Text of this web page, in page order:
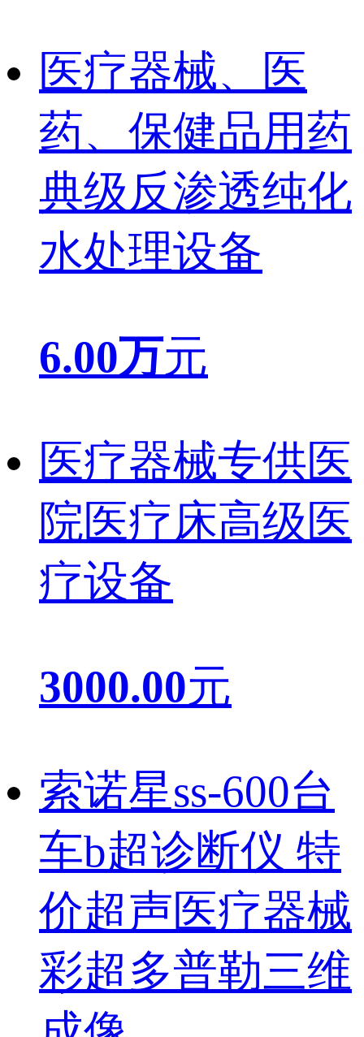
医疗器械、医
药、保健品用药
典级反渗透纯化
水处理设备
6.00万元
医疗器械专供医
院医疗床高级医
疗设备
3000.00元
索诺星ss-600台
车b超诊断仪 特
价超声医疗器械
彩超多普勒三维